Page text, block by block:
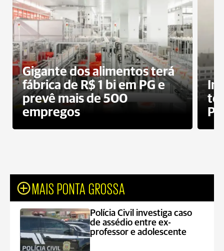
Gigante dos alimentos terá
fábrica de R$ 1 bi em PG e
prevê mais de 500
empregos
MAIS PONTA GROSSA
Polícia Civil investiga caso
de assédio entre ex-
professor e adolescente